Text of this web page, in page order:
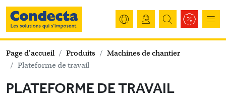
Page d'accueil Produits
Machines de chantier
Plateforme de travail
PLATEFORME DE TRAVAIL